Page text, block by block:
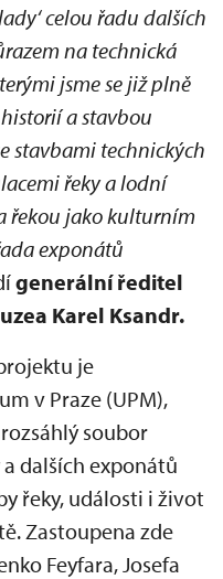
celou řadu dalších
na technická
jsme se již plně
a stavbou
stavbami technických
řeky a lodní
řekou jako kulturním
exponátů
generální ředitel
Karel Ksandr.
je
v Praze (UPM),
soubor
dalších exponátů
řeky, události i život
Zastoupena zde
Feyfara, Josefa